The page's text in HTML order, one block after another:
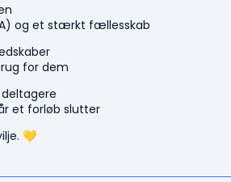
og et stærkt fællesskab
for dem
et forløb slutter
💛